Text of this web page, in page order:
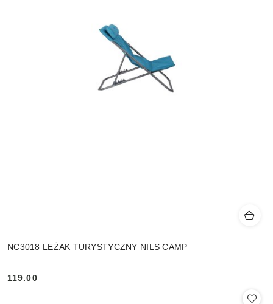
NC3018 LEŻAK TURYSTYCZNY NILS CAMP
Cena:
119.00